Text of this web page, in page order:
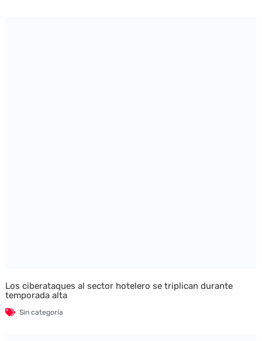
Los ciberataques al sector hotelero se triplican durante
temporada alta
Sin categoría